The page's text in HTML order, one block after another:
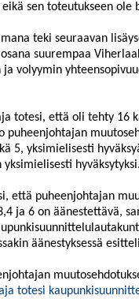
sen toteutukseen ole
teki seuraavan
suurempaa
volyymin
totesi, että oli tehty16
puheenjohtajan
5, yksimielisesti
hyväksytyksi.
että puheenjohtajan
ja 6 on äänestettävä,
äänestyksessä
totesi